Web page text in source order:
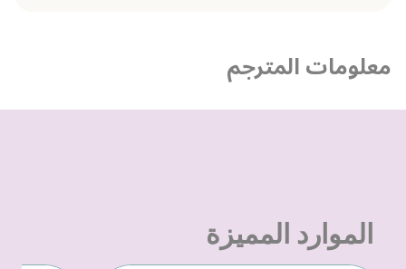
معلومات المترجم
الموارد المميزة